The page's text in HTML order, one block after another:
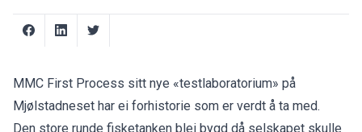
MMC First Process sitt nye «testlaboratorium» på
Mjølstadneset har ei forhistorie som er verdt å ta med.
Den store runde fisketanken blei bygd då selskapet skulle